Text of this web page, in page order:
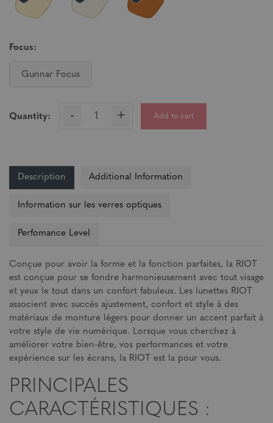
Focus:
Gunnar Focus
Quantity: - + Add to cart
Description Additional Information
Information sur les verres optiques
Perfomance Level
Conçue pour avoir la forme et la fonction parfaites, la RIOT
est conçue pour se fondre harmonieusement avec tout visage
et yeux le tout dans un confort fabuleux. Les lunettes RIOT
associent avec succès ajustement, confort et style à des
matériaux de monture légers pour donner un accent parfait à
votre style de vie numérique. Lorsque vous cherchez à
améliorer votre bien-être, vos performances et votre
expérience sur les écrans, la RIOT est la pour vous.
PRINCIPALES
CARACTÉRISTIQUES :